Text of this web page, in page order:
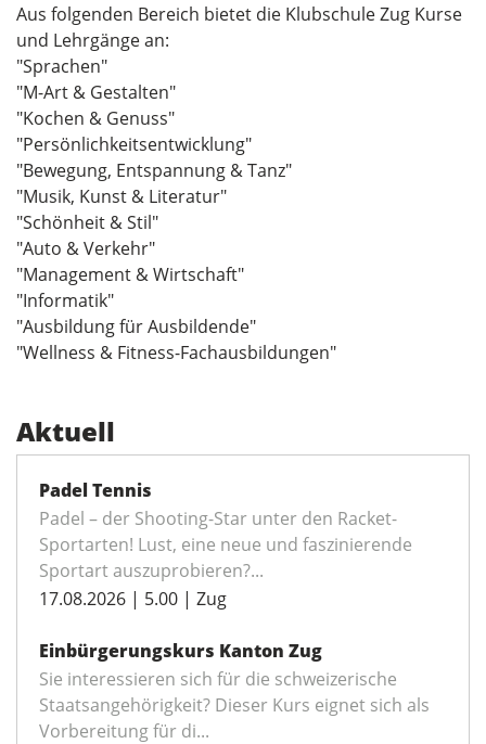
Aus folgenden Bereich bietet die Klubschule Zug Kurse
und Lehrgänge an:
"Sprachen"
"M-Art & Gestalten"
"Kochen & Genuss"
"Persönlichkeitsentwicklung"
"Bewegung, Entspannung & Tanz"
"Musik, Kunst & Literatur"
"Schönheit & Stil"
"Auto & Verkehr"
"Management & Wirtschaft"
"Informatik"
"Ausbildung für Ausbildende"
"Wellness & Fitness-Fachausbildungen"
Aktuell
Padel Tennis
Padel – der Shooting-Star unter den Racket-
Sportarten! Lust, eine neue und faszinierende
Sportart auszuprobieren?...
17.08.2026 | 5.00 | Zug
Einbürgerungskurs Kanton Zug
Sie interessieren sich für die schweizerische
Staatsangehörigkeit? Dieser Kurs eignet sich als
Vorbereitung für di...